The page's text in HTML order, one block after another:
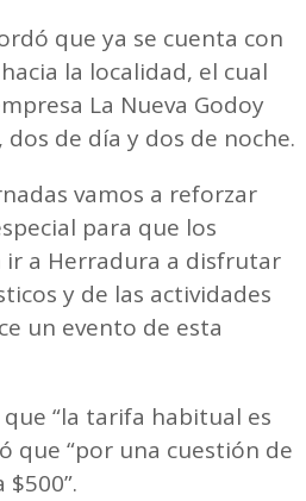
que ya se cuenta con
la localidad, el cual
La Nueva Godoy
de día y dos de noche.
vamos a reforzar
para que los
a Herradura a disfrutar
y de las actividades
un evento de esta
“la tarifa habitual es
que “por una cuestión de